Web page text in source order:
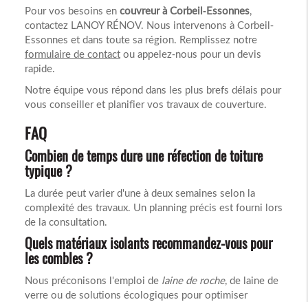
Pour vos besoins en couvreur à Corbeil-Essonnes,
contactez LANOY RÉNOV. Nous intervenons à Corbeil-
Essonnes et dans toute sa région. Remplissez notre
formulaire de contactou appelez-nous pour un devis
rapide.
Notre équipe vous répond dans les plus brefs délais pour
vous conseiller et planifier vos travaux de couverture.
FAQ
Combien de temps dure une réfection de toiture
typique ?
La durée peut varier d'une à deux semaines selon la
complexité des travaux. Un planning précis est fourni lors
de la consultation.
Quels matériaux isolants recommandez-vous pour
les combles ?
Nous préconisons l'emploi de laine de roche, de laine de
verre ou de solutions écologiques pour optimiser